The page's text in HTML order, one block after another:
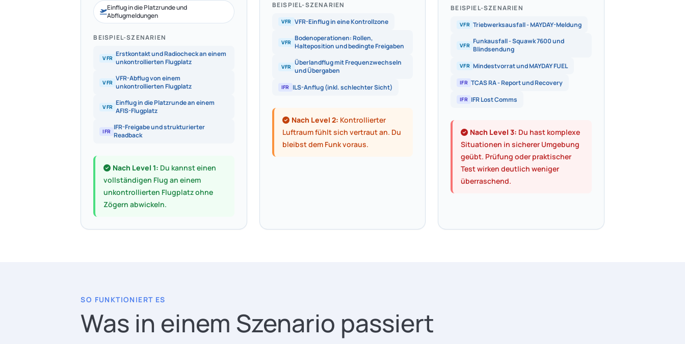
Einflug in die Platzrunde und
Abflugmeldungen
BEISPIEL-SZENARIEN
VFR Erstkontakt und Radiocheck an einem
unkontrollierten Flugplatz
VFR VFR-Abflug von einem
unkontrollierten Flugplatz
VFR Einflug in die Platzrunde an einem
AFIS-Flugplatz
IFR IFR-Freigabe und strukturierter
Readback
Nach Level 1: Du kannst einen
vollständigen Flug an einem
unkontrollierten Flugplatz ohne
Zögern abwickeln.
BEISPIEL-SZENARIEN
VFR VFR-Einflug in eine Kontrollzone
VFR Bodenoperationen: Rollen,
Halteposition und bedingte Freigaben
VFR Überlandflug mit Frequenzwechseln
und Übergaben
IFR ILS-Anflug (inkl. schlechter Sicht)
Nach Level 2: Kontrollierter
Luftraum fühlt sich vertraut an. Du
bleibst dem Funk voraus.
BEISPIEL-SZENARIEN
VFR Triebwerksausfall - MAYDAY-Meldung
VFR Funkausfall - Squawk 7600 und
Blindsendung
VFR Mindestvorrat und MAYDAY FUEL
IFR TCAS RA - Report und Recovery
IFR IFR Lost Comms
Nach Level 3: Du hast komplexe
Situationen in sicherer Umgebung
geübt. Prüfung oder praktischer
Test wirken deutlich weniger
überraschend.
SO FUNKTIONIERT ES
Was in einem Szenario passiert